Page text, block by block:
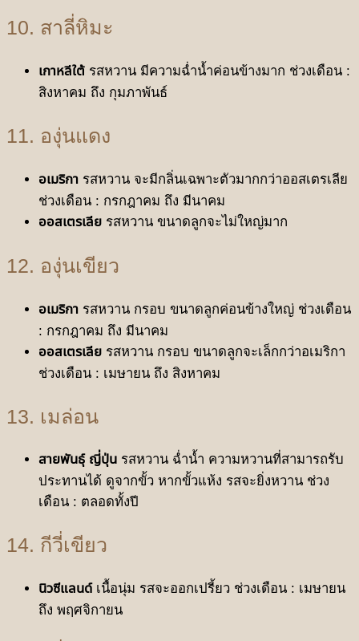
10. สาลี่หิมะ
เกาหลีใต้ รสหวาน มีความฉ่ำนํ้าค่อนข้างมาก ช่วงเดือน :
สิงหาคม ถึง กุมภาพันธ์
11. องุ่นแดง
อเมริกา รสหวาน จะมีกลิ่นเฉพาะตัวมากกว่าออสเตรเลีย
ช่วงเดือน : กรกฎาคม ถึง มีนาคม
ออสเตรเลีย รสหวาน ขนาดลูกจะไม่ใหญ่มาก
12. องุ่นเขียว
อเมริกา รสหวาน กรอบ ขนาดลูกค่อนข้างใหญ่ ช่วงเดือน
: กรกฎาคม ถึง มีนาคม
ออสเตรเลีย รสหวาน กรอบ ขนาดลูกจะเล็กกว่าอเมริกา
ช่วงเดือน : เมษายน ถึง สิงหาคม
13. เมล่อน
สายพันธุ์ ญี่ปุ่น รสหวาน ฉ่ำนํ้า ความหวานที่สามารถรับ
ประทานได้ ดูจากขั้ว หากขั้วแห้ง รสจะยิ่งหวาน ช่วง
เดือน : ตลอดทั้งปี
14. กีวี่เขียว
นิวซีแลนด์เนื้อนุ่ม รสจะออกเปรี้ยว ช่วงเดือน : เมษายน
ถึง พฤศจิกายน